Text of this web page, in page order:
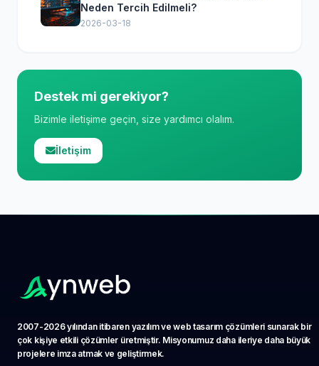
Neden Tercih Edilmeli?
2026-03-18
Destek mi gerekiyor?
Bizimle iletişime geçin, size yardımcı olalım.
İletişim
2007-2026 yılından itibaren yazılım ve web tasarım çözümleri sunarak bir
çok kişiye etkili çözümler üretmiştir. Misyonumuz daha ileriye daha büyük
projelere imza atmak ve geliştirmek.